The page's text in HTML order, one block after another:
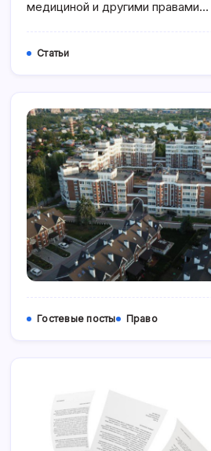
медициной и другими правами…
Статьи
Гостевые посты Право